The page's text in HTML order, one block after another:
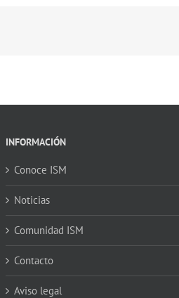
INFORMACIÓN
Conoce ISM
Noticias
Comunidad ISM
Contacto
Aviso legal